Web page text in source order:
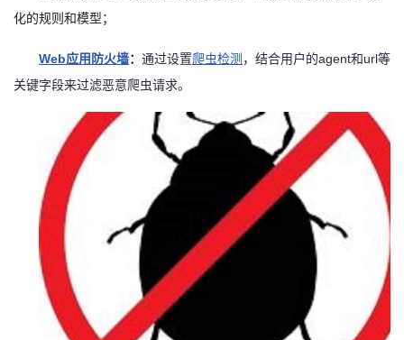
化的规则和模型；
Web应用防火墙： 通过设置爬虫检测 ，结合用户的agent和url等
关键字段来过滤恶意爬虫请求。